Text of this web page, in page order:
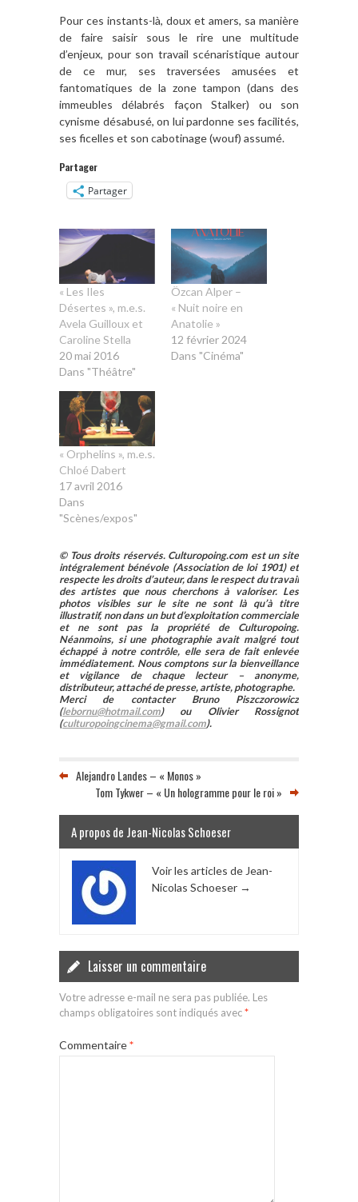
Pour ces instants-là, doux et amers, sa manière
de faire saisir sous le rire une multitude
d’enjeux, pour son travail scénaristique autour
de ce mur, ses traversées amusées et
fantomatiques de la zone tampon (dans des
immeubles délabrés façon Stalker) ou son
cynisme désabusé, on lui pardonne ses facilités,
ses ficelles et son cabotinage (wouf) assumé.
Partager
Partager
« Les Iles
Désertes », m.e.s.
Avela Guilloux et
Caroline Stella
20 mai 2016
Dans "Théâtre"
Özcan Alper –
« Nuit noire en
Anatolie »
12 février 2024
Dans "Cinéma"
« Orphelins », m.e.s.
Chloé Dabert
17 avril 2016
Dans
"Scènes/expos"
© Tous droits réservés. Culturopoing.com est un site
intégralement bénévole (Association de loi 1901) et
respecte les droits d’auteur, dans le respect du travail
des artistes que nous cherchons à valoriser. Les
photos visibles sur le site ne sont là qu’à titre
illustratif, non dans un but d’exploitation commerciale
et ne sont pas la propriété de Culturopoing.
Néanmoins, si une photographie avait malgré tout
échappé à notre contrôle, elle sera de fait enlevée
immédiatement. Nous comptons sur la bienveillance
et vigilance de chaque lecteur – anonyme,
distributeur, attaché de presse, artiste, photographe.
Merci de contacter Bruno Piszczorowicz
(lebornu@hotmail.com) ou Olivier Rossignot
(culturopoingcinema@gmail.com).
Alejandro Landes – « Monos »
Tom Tykwer – « Un hologramme pour le roi »
A propos de Jean-Nicolas Schoeser
Voir les articles de Jean-
Nicolas Schoeser →
Laisser un commentaire
Votre adresse e-mail ne sera pas publiée. Les
champs obligatoires sont indiqués avec*
Commentaire*